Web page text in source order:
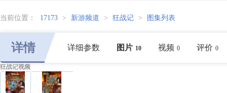
当前位置： 17173 > 新游频道 > 狂战记 > 图集列表
详情 详细参数 图片 10 视频 0 评价 0
狂战记视频